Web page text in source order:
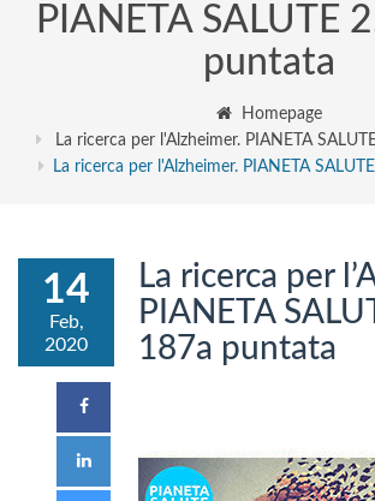
PIANETA SALUTE
puntata
Homepage
La ricerca per l'Alzheimer. PIANETA
La ricerca per l'Alzheimer. PIANETA
14
Feb,
2020
La ricerca per
PIANETA
187a puntata